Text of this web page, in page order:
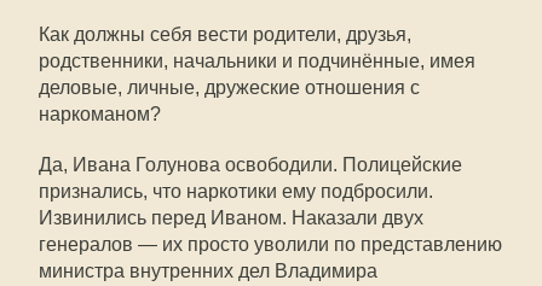
Как должны себя вести родители, друзья,
родственники, начальники и подчинённые, имея
деловые, личные, дружеские отношения с
наркоманом?
Да, Ивана Голунова освободили. Полицейские
признались, что наркотики ему подбросили.
Извинились перед Иваном. Наказали двух
генералов — их просто уволили по представлению
министра внутренних дел Владимира